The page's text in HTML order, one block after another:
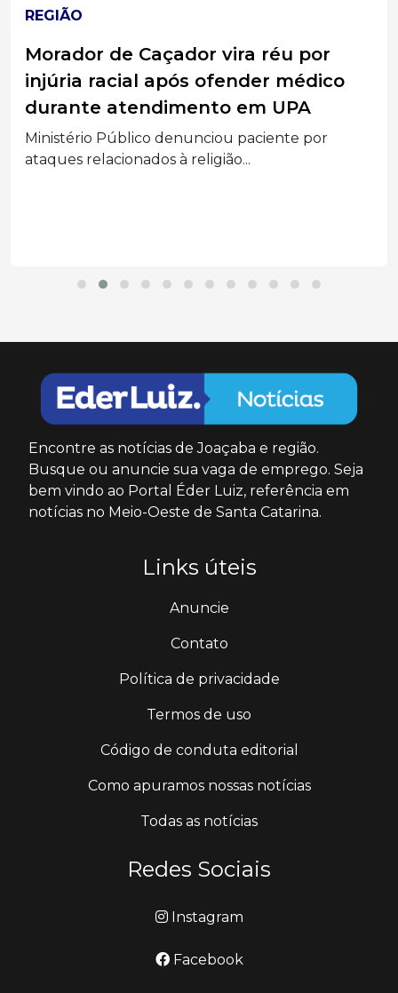
REGIÃO
Morador de Caçador vira réu por
injúria racial após ofender médico
durante atendimento em UPA
Ministério Público denunciou paciente por
ataques relacionados à religião...
Encontre as notícias de Joaçaba e região.
Busque ou anuncie sua vaga de emprego. Seja
bem vindo ao Portal Éder Luiz, referência em
notícias no Meio-Oeste de Santa Catarina.
Links úteis
Anuncie
Contato
Política de privacidade
Termos de uso
Código de conduta editorial
Como apuramos nossas notícias
Todas as notícias
Redes Sociais
Instagram
Facebook